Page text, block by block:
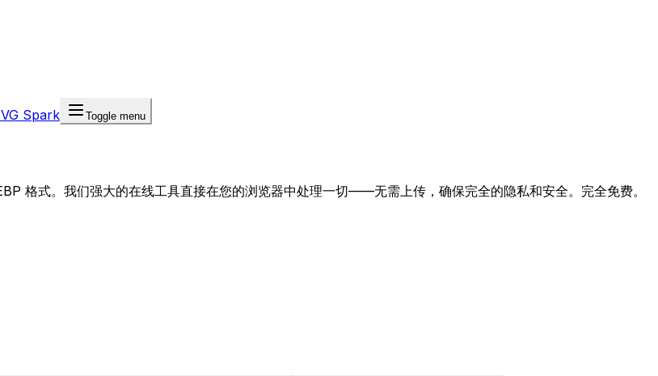
Spark Toggle menu
格式。我们强大的在线工具直接在您的浏览器中处理一切——无需上传，确保完全的隐私和安全。完全免费。